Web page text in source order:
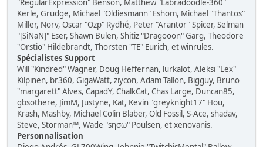
"RegularExpression" Benson, Matthew "Labradoodle-360"
Kerle, Grudge, Michael "Oldiesmann" Eshom, Michael "Thantos"
Miller, Norv, Oscar "Ozp" Rydhé, Peter "Arantor" Spicer, Selman
"[SiNaN]" Eser, Shawn Bulen, Shitiz "Dragooon" Garg, Theodore
"Orstio" Hildebrandt, Thorsten "TE" Eurich, et winrules.
Spécialistes Support
Will "Kindred" Wagner, Doug Heffernan, lurkalot, Aleksi "Lex"
Kilpinen, br360, GigaWatt, ziycon, Adam Tallon, Bigguy, Bruno
"margarett" Alves, CapadY, ChalkCat, Chas Large, Duncan85,
gbsothere, JimM, Justyne, Kat, Kevin "greyknight17" Hou,
Krash, Mashby, Michael Colin Blaber, Old Fossil, S-Ace, shadav,
Steve, Storman™, Wade "sησω" Poulsen, et xenovanis.
Personnalisation